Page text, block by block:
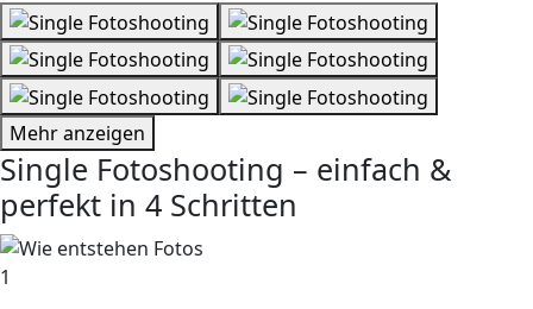
Mehr anzeigen
Single Fotoshooting – einfach &
perfekt in 4 Schritten
1